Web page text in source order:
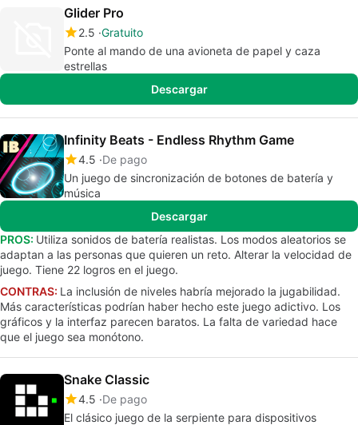
Glider Pro
2.5 Gratuito
Ponte al mando de una avioneta de papel y caza
estrellas
Descargar
Infinity Beats - Endless Rhythm Game
4.5 De pago
Un juego de sincronización de botones de batería y
música
Descargar
PROS: Utiliza sonidos de batería realistas. Los modos aleatorios se
adaptan a las personas que quieren un reto. Alterar la velocidad de
juego. Tiene 22 logros en el juego.
CONTRAS: La inclusión de niveles habría mejorado la jugabilidad.
Más características podrían haber hecho este juego adictivo. Los
gráficos y la interfaz parecen baratos. La falta de variedad hace
que el juego sea monótono.
Snake Classic
4.5 De pago
El clásico juego de la serpiente para dispositivos